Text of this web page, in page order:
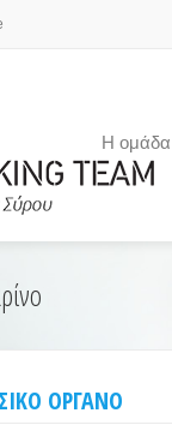
Η ομάδα
ΟΡΓΑΝΟ